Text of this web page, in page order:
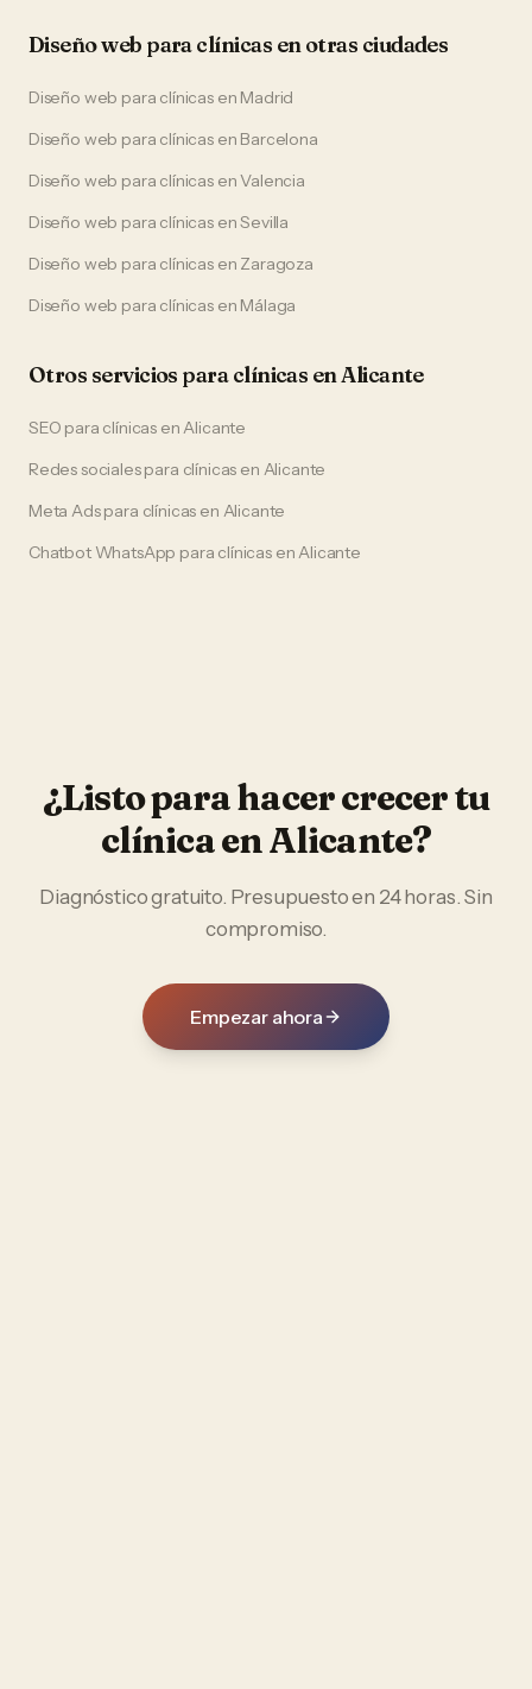
Diseño web paraclínicas en otras ciudades
Diseño web para clínicasen Madrid
Diseño web para clínicasen Barcelona
Diseño web para clínicasenValencia
Diseño web para clínicasenSevilla
Diseño web para clínicasen Zaragoza
Diseño web para clínicasen Málaga
Otros servicios paraclínicas enAlicante
SEO para clínicas enAlicante
Redes socialespara clínicas en Alicante
Meta Adspara clínicas en Alicante
Chatbot WhatsApp para clínicasenAlicante
¿Listo para hacer crecer tu
clínicaenAlicante?
Diagnóstico gratuito. Presupuesto en 24 horas. Sin
compromiso.
Empezar ahora